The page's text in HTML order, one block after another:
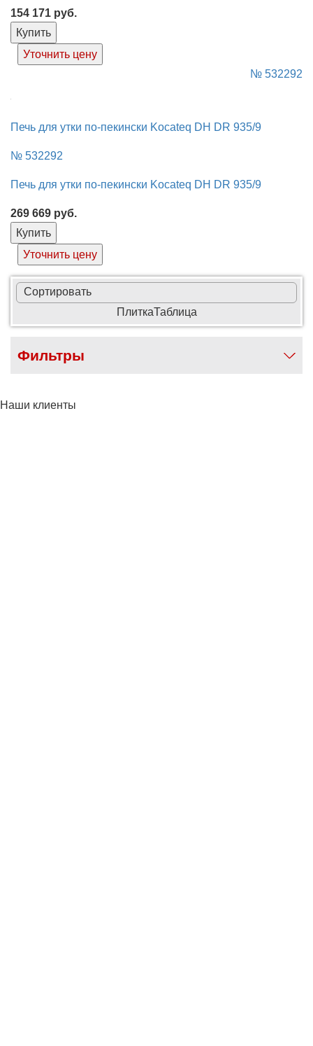
154 171 руб.
Купить
Уточнить цену
№ 532292
Печь для утки по-пекински Kocateq DH DR 935/9
№ 532292
Печь для утки по-пекински Kocateq DH DR 935/9
269 669 руб.
Купить
Уточнить цену
Сортировать
ПлиткаТаблица
Фильтры
Наши клиенты